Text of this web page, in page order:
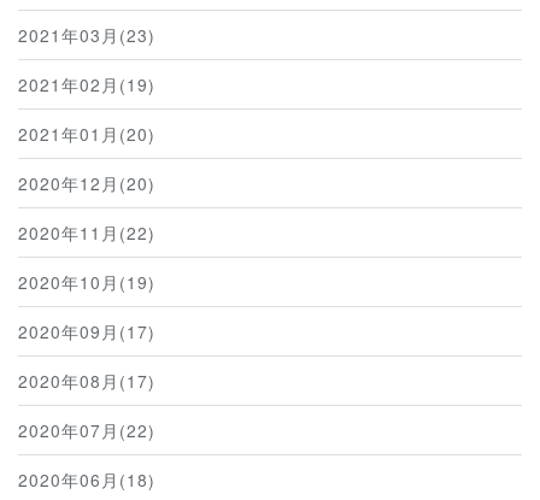
2021年03月(23)
2021年02月(19)
2021年01月(20)
2020年12月(20)
2020年11月(22)
2020年10月(19)
2020年09月(17)
2020年08月(17)
2020年07月(22)
2020年06月(18)